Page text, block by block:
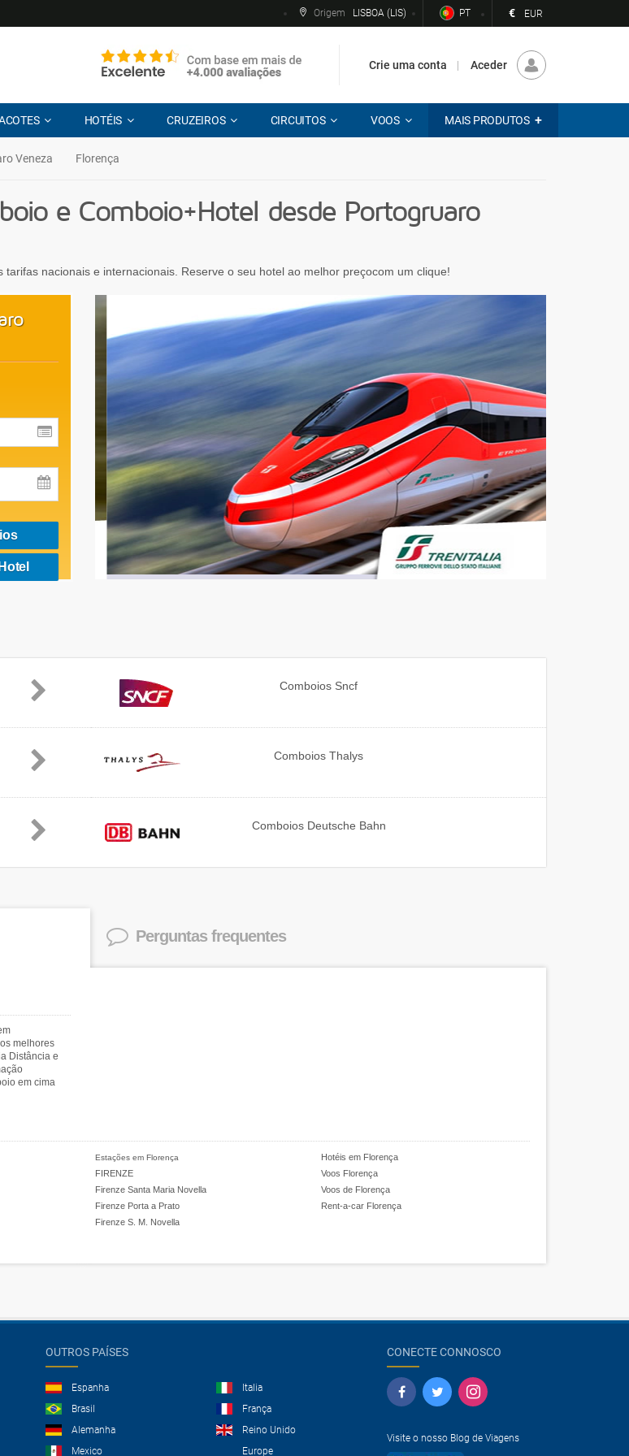
Origem LISBOA (LIS) PT € EUR
Crie uma conta Aceder
HOTÉIS CRUZEIROS CIRCUITOS VOOS MAIS PRODUTOS
Veneza Florença
e Comboio+Hotel desde Portogruaro
nacionais e internacionais. Reserve o seu hotel ao melhor preçocom um clique!
Comboios Sncf
Comboios Thalys
Comboios Deutsche Bahn
Perguntas frequentes
melhores
Distância e
em cima
Estações em Florença
FIRENZE
Firenze Santa Maria Novella
Firenze Porta a Prato
Firenze S. M. Novella
Hotéis em Florença
Voos Florença
Voos de Florença
Rent-a-car Florença
OUTROS PAÍSES
Espanha
Italia
Brasil
França
Alemanha
Reino Unido
Mexico
Europe
CONECTE CONNOSCO
Visite o nosso Blog de Viagens